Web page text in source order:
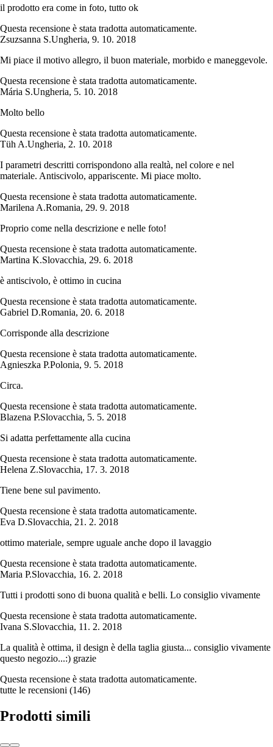
il prodotto era come in foto, tutto ok
Questa recensione è stata tradotta automaticamente.
Zsuzsanna S.Ungheria, 9. 10. 2018
Mi piace il motivo allegro, il buon materiale, morbido e maneggevole.
Questa recensione è stata tradotta automaticamente.
Mária S.Ungheria, 5. 10. 2018
Molto bello
Questa recensione è stata tradotta automaticamente.
Tüh A.Ungheria, 2. 10. 2018
I parametri descritti corrispondono alla realtà, nel colore e nel
materiale. Antiscivolo, appariscente. Mi piace molto.
Questa recensione è stata tradotta automaticamente.
Marilena A.Romania, 29. 9. 2018
Proprio come nella descrizione e nelle foto!
Questa recensione è stata tradotta automaticamente.
Martina K.Slovacchia, 29. 6. 2018
è antiscivolo, è ottimo in cucina
Questa recensione è stata tradotta automaticamente.
Gabriel D.Romania, 20. 6. 2018
Corrisponde alla descrizione
Questa recensione è stata tradotta automaticamente.
Agnieszka P.Polonia, 9. 5. 2018
Circa.
Questa recensione è stata tradotta automaticamente.
Blazena P.Slovacchia, 5. 5. 2018
Si adatta perfettamente alla cucina
Questa recensione è stata tradotta automaticamente.
Helena Z.Slovacchia, 17. 3. 2018
Tiene bene sul pavimento.
Questa recensione è stata tradotta automaticamente.
Eva D.Slovacchia, 21. 2. 2018
ottimo materiale, sempre uguale anche dopo il lavaggio
Questa recensione è stata tradotta automaticamente.
Maria P.Slovacchia, 16. 2. 2018
Tutti i prodotti sono di buona qualità e belli. Lo consiglio vivamente
Questa recensione è stata tradotta automaticamente.
Ivana S.Slovacchia, 11. 2. 2018
La qualità è ottima, il design è della taglia giusta... consiglio vivamente
questo negozio...:) grazie
Questa recensione è stata tradotta automaticamente.
tutte le recensioni (146)
Prodotti simili